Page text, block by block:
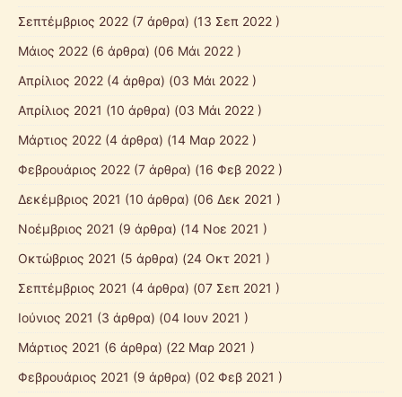
Σεπτέμβριος 2022 (7 άρθρα) (13 Σεπ 2022 )
Μάιος 2022 (6 άρθρα) (06 Μάι 2022 )
Απρίλιος 2022 (4 άρθρα) (03 Μάι 2022 )
Απρίλιος 2021 (10 άρθρα) (03 Μάι 2022 )
Μάρτιος 2022 (4 άρθρα) (14 Μαρ 2022 )
Φεβρουάριος 2022 (7 άρθρα) (16 Φεβ 2022 )
Δεκέμβριος 2021 (10 άρθρα) (06 Δεκ 2021 )
Νοέμβριος 2021 (9 άρθρα) (14 Νοε 2021 )
Οκτώβριος 2021 (5 άρθρα) (24 Οκτ 2021 )
Σεπτέμβριος 2021 (4 άρθρα) (07 Σεπ 2021 )
Ιούνιος 2021 (3 άρθρα) (04 Ιουν 2021 )
Μάρτιος 2021 (6 άρθρα) (22 Μαρ 2021 )
Φεβρουάριος 2021 (9 άρθρα) (02 Φεβ 2021 )